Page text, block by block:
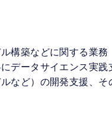
構築などに関する業
データサイエンス実
など）の開発支援、